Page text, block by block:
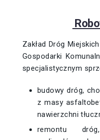
Zakład Dróg
Gospodarki
specjalistycznym
budowy dróg,
z masy
nawierzchni
remontu